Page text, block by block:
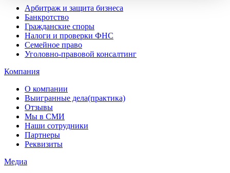
Арбитраж и защита бизнеса
Банкротство
Гражданские споры
Налоги и проверки ФНС
Семейное право
Уголовно-правовой консалтинг
Компания
О компании
Выигранные дела(практика)
Отзывы
Мы в СМИ
Наши сотрудники
Партнеры
Реквизиты
Медиа